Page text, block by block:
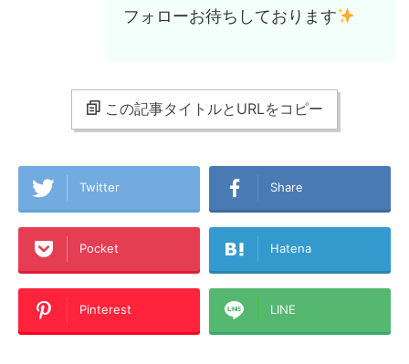
フォローお待ちしております
この記事タイトルとURLをコピー
Twitter Share
Pocket Hatena
Pinterest LINE